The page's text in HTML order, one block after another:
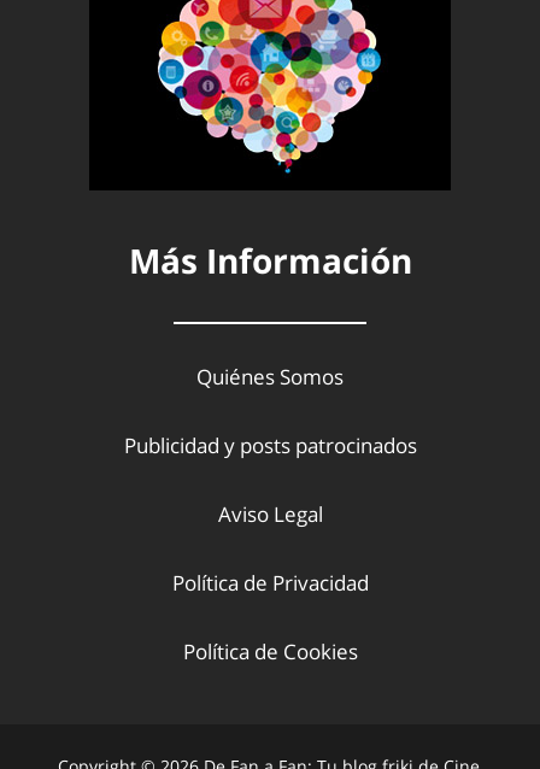
Más Información
Quiénes Somos
Publicidad y posts patrocinados
Aviso Legal
Política de Privacidad
Política de Cookies